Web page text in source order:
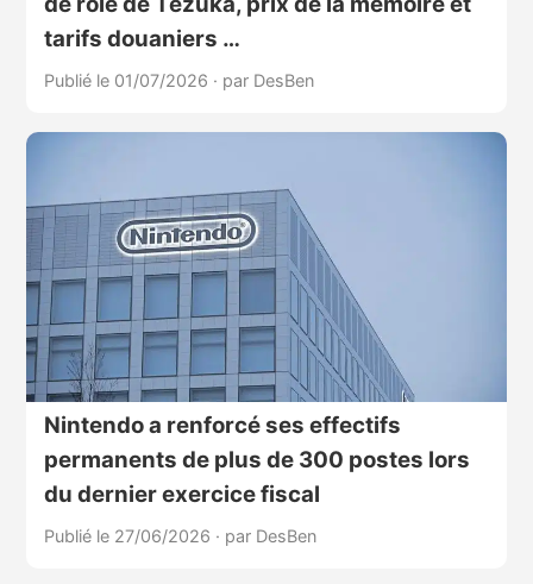
tarifs douaniers …
Publié le 01/07/2026 · par DesBen
Nintendo a renforcé ses effectifs
permanents de plus de 300 postes lors
du dernier exercice fiscal
Publié le 27/06/2026 · par DesBen